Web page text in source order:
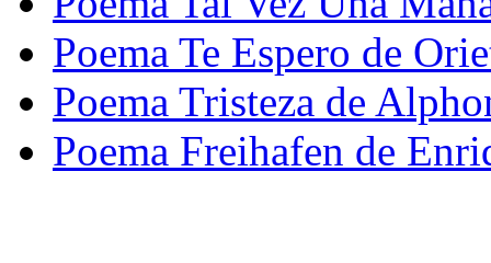
Poema Te Espero de
Poema Tristeza de
Poema Freihafen de